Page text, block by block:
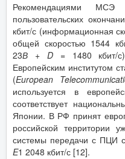
Рекомендациями МСЭ
пользовательских
кбит/с (информационная
общей скоростью 1544
23В + D
= 1480 кбит/
Европейским институтом
(European
используется в
соответствует
Японии. В РФ принят
российской территории
системы передачи с ПЦИ
E1 2048 кбит/с [12].